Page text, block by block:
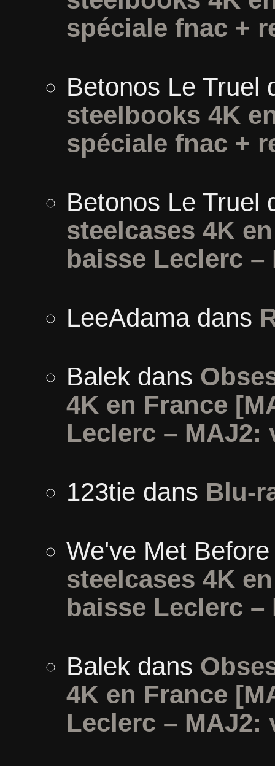
spéciale fnac +
Betonos Le Truel
steelbooks 4K
spéciale fnac +
Betonos Le Truel
steelcases 4K
baisse Leclerc
LeeAdamadans
Balekdans
4K en France
Leclerc –
123tie dans Blu-
We've Met Before
steelcases 4K
baisse Leclerc
Balekdans
4K en France
Leclerc –